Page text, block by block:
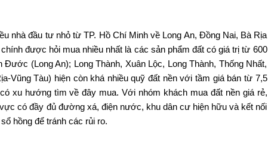
nhà đầu tư nhỏ từ TP. Hồ Chí Minh về Long An, Đồng Nai, Bà Rịa
được hỏi mua nhiều nhất là các sản phẩm đất có giá trị từ 600
(Long An); Long Thành, Xuân Lộc, Long Thành, Thống Nhất,
Tàu) hiện còn khá nhiều quỹ đất nền với tầm giá bán từ 7,5
xu hướng tìm về đây mua. Với nhóm khách mua đất nền giá rẻ,
có đầy đủ đường xá, điện nước, khu dân cư hiện hữu và kết nối
hồng để tránh các rủi ro.